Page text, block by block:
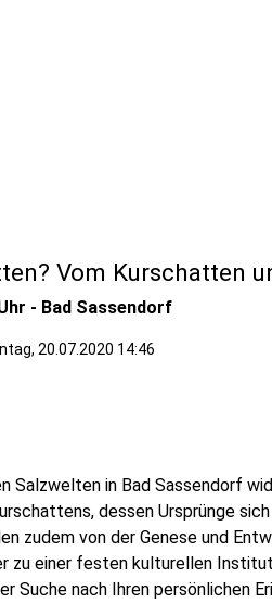
Vom Kurschatten
- Bad Sassendorf
20.07.2020 14:46
Salzwelten in Bad Sassendorf
dessen Ursprünge
zudem von der Genese und
zu einer festen kulturellen
Suche nach Ihren persönlichen